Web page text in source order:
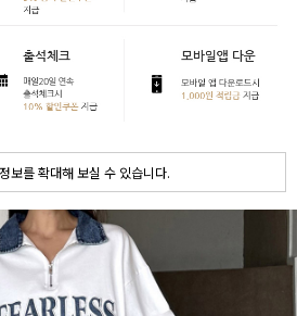
보를 확대해 보실 수 있습니다.